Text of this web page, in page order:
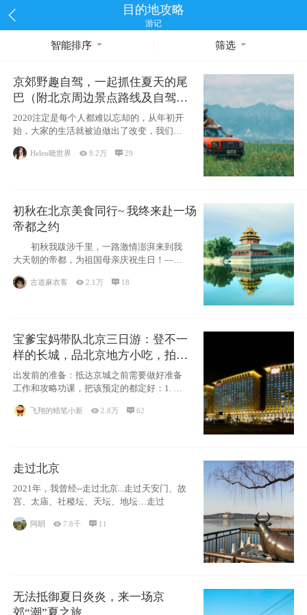
目的地攻略
游记
智能排序 筛选
京郊野趣自驾，一起抓住夏天的尾
巴（附北京周边景点路线及自驾攻
略）
2020注定是每个人都难以忘却的，从年初开
始，大家的生活就被迫做出了改变，我们也
不例外。本来双双辞职是为
Helen晓世界 9.2万 29
初秋在北京美食同行~ 我终来赴一场
帝都之约
初秋我跋涉千里，一路激情澎湃来到我
大天朝的帝都，为祖国母亲庆祝生日！——
古道麻衣客 2.1万  18
宝爹宝妈带队北京三日游：登不一
样的长城，品北京地方小吃，拍盘
古七星夜景！
出发前的准备：抵达京城之前需要做好准备
工作和攻略功课，把该预定的都定好：1. 酒
飞翔的蜡笔小新 2.8万 62
走过北京
2021年，我曾经--走过北京...走过天安门、故
宫、太庙、社稷坛、天坛、地坛…走过
阿眀 7.8千  11
无法抵御夏日炎炎，来一场京